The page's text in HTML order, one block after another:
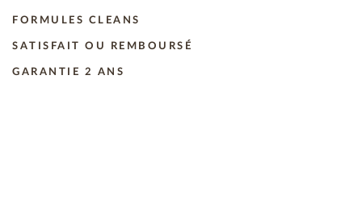
FORMULES CLEANS
SATISFAIT OU REMBOURSÉ
GARANTIE 2 ANS